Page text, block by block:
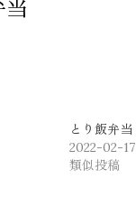
ONLINE SHOP
当
とり飯弁当
2022-02-17
類似投稿